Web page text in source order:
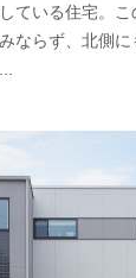
ている住宅。こ
ならず、北側に